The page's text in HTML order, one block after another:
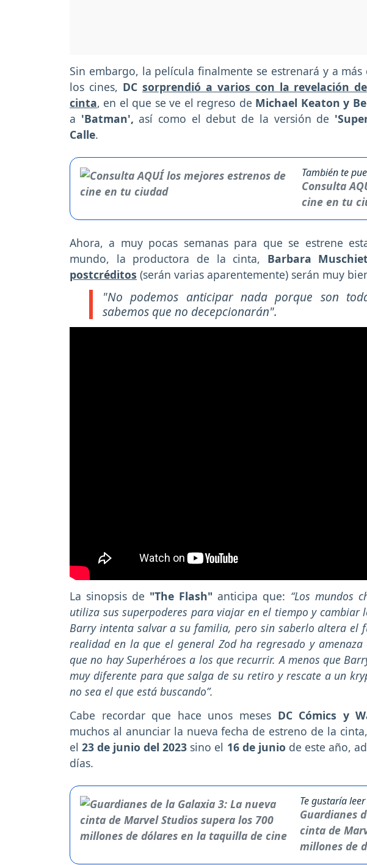
Sin embargo, la película finalmente se estrenará y a
los cines, DC sorprendió a varios con la revelación
cinta, en el que se ve el regreso de Michael Keaton y
a 'Batman',así como el debut de la versión de
Calle.
También te
Consulta
cine en tu
Ahora, a muy pocas semanas para que se estrene
mundo, la productora de la cinta, Barbara
postcréditos (serán varias aparentemente) serán muy
"No podemos anticipar nada porque son
sabemos que no decepcionarán".
La sinopsis de "The Flash"anticipa que: “Los mundos
utiliza sus superpoderes para viajar en el tiempo y cambiar
Barry intenta salvar a su familia, pero sin saberlo altera el
realidad en la que el general Zod ha regresado y
que no hay Superhéroes a los que recurrir. A menos que
muy diferente para que salga de su retiro y rescate a un
no sea el que está buscando”.
Cabe recordar que hace unos meses DC Cómics y
muchos al anunciar la nueva fecha de estreno de la
el23 de junio del 2023 sino el 16 de junio de este año,
días.
Te gustaría
Guardianes
cinta de
millones de